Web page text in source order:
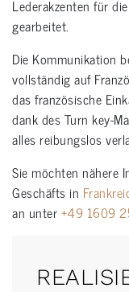
Lederakzenten für
gearbeitet.
Die Kommunikation
vollständig auf
das französische
dank des Turn key-
alles reibungslos
Sie möchten nähere
Geschäfts in
an unter+49 1609